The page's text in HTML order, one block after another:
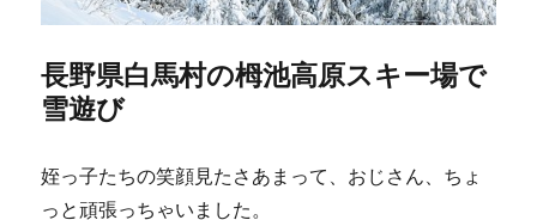
長野県白馬村の栂池高原スキー場で
雪遊び
姪っ子たちの笑顔見たさあまって、おじさん、ちょ
っと頑張っちゃいました。